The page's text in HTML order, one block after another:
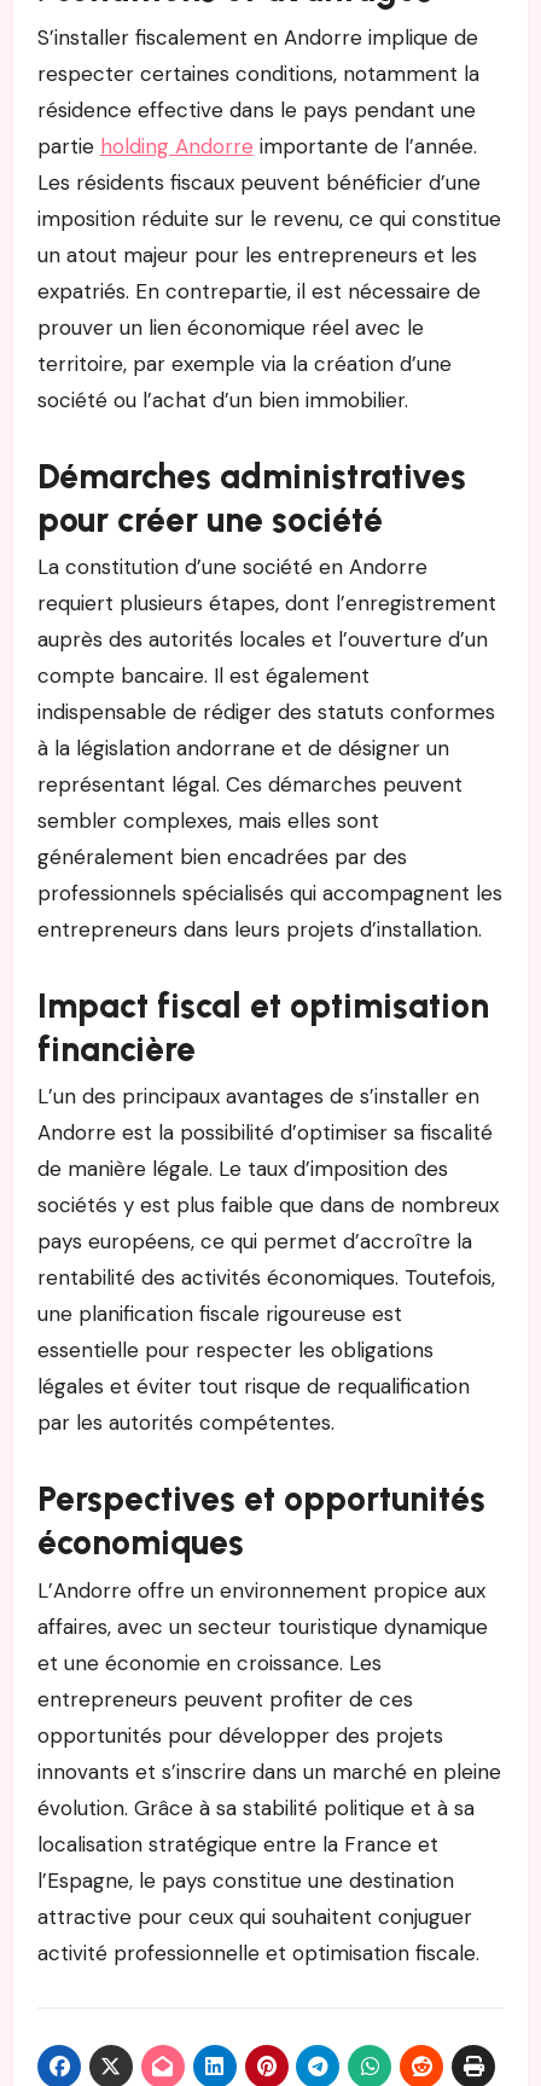
S’installer fiscalement en Andorre implique de
respecter certaines conditions, notamment la
résidence effective dans le pays pendant une
partie holding Andorre importante de l’année.
Les résidents fiscaux peuvent bénéficier d’une
imposition réduite sur le revenu, ce qui constitue
un atout majeur pour les entrepreneurs et les
expatriés. En contrepartie, il est nécessaire de
prouver un lien économique réel avec le
territoire, par exemple via la création d’une
société ou l’achat d’un bien immobilier.
Démarches administratives
pour créer une société
La constitution d’une société en Andorre
requiert plusieurs étapes, dont l’enregistrement
auprès des autorités locales et l’ouverture d’un
compte bancaire. Il est également
indispensable de rédiger des statuts conformes
à la législation andorrane et de désigner un
représentant légal. Ces démarches peuvent
sembler complexes, mais elles sont
généralement bien encadrées par des
professionnels spécialisés qui accompagnent les
entrepreneurs dans leurs projets d’installation.
Impact fiscal et optimisation
financière
L’un des principaux avantages de s’installer en
Andorre est la possibilité d’optimiser sa fiscalité
de manière légale. Le taux d’imposition des
sociétés y est plus faible que dans de nombreux
pays européens, ce qui permet d’accroître la
rentabilité des activités économiques. Toutefois,
une planification fiscale rigoureuse est
essentielle pour respecter les obligations
légales et éviter tout risque de requalification
par les autorités compétentes.
Perspectives et opportunités
économiques
L’Andorre offre un environnement propice aux
affaires, avec un secteur touristique dynamique
et une économie en croissance. Les
entrepreneurs peuvent profiter de ces
opportunités pour développer des projets
innovants et s’inscrire dans un marché en pleine
évolution. Grâce à sa stabilité politique et à sa
localisation stratégique entre la France et
l’Espagne, le pays constitue une destination
attractive pour ceux qui souhaitent conjuguer
activité professionnelle et optimisation fiscale.